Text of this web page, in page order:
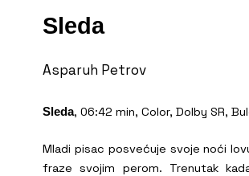
Sleda
Asparuh Petrov
Sleda, 06:42 min, Color, Dolby SR,
Mladi pisac posvećuje svoje noći
fraze svojim perom. Trenutak